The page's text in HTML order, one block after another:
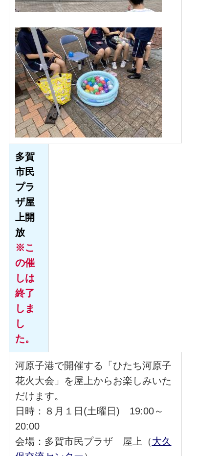
多賀
市民
プラ
ザ屋
上開
放
※こ
の催
しは
終了
しま
し
た。
河原子港で開催する「ひたち河原子
花火大会」を屋上からお楽しみいた
だけます。
日時：８月１日(土曜日) 19:00～
20:00
会場：多賀市民プラザ 屋上（大久